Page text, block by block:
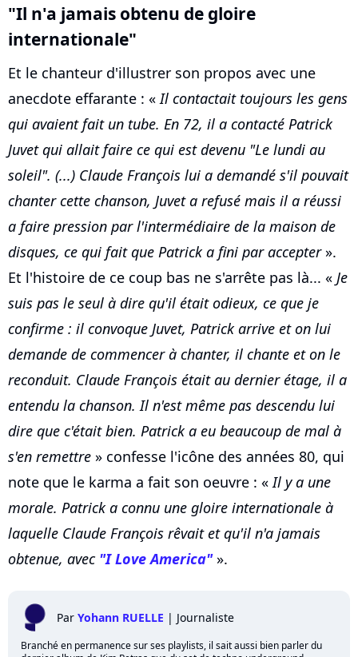
"Il n'a jamais obtenu de gloire
internationale"
Et le chanteur d'illustrer son propos avec une
anecdote effarante : «Il contactait toujours les gens
qui avaient fait un tube. En 72, il a contacté Patrick
Juvet qui allait faire ce qui est devenu "Le lundi au
soleil". (...) Claude François lui a demandé s'il pouvait
chanter cette chanson, Juvet a refusé mais il a réussi
a faire pression par l'intermédiaire de la maison de
disques, ce qui fait que Patrick a fini par accepter».
Et l'histoire de ce coup bas ne s'arrête pas là... « Je
suis pas le seul à dire qu'il était odieux, ce que je
confirme : il convoque Juvet, Patrick arrive et on lui
demande de commencer à chanter, il chante et on le
reconduit. Claude François était au dernier étage, il a
entendu la chanson. Il n'est même pas descendu lui
dire que c'était bien. Patrick a eu beaucoup de mal à
s'en remettre » confesse l'icône des années 80, qui
note que le karma a fait son oeuvre : «Il y a une
morale. Patrick a connu une gloire internationale à
laquelle Claude François rêvait et qu'il n'a jamais
obtenue, avec "I Love America"».
Par Yohann RUELLE | Journaliste
Branché en permanence sur ses playlists, il sait aussi bien parler du